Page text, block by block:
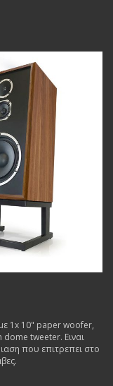
1x 10" paper woofer,
tweeter. Ειναι
που επιτρεπει στο